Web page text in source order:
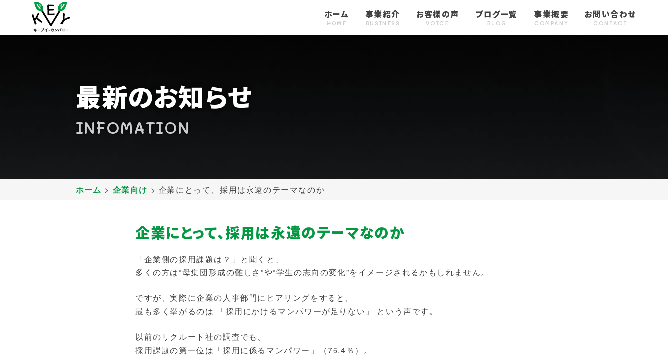
ホーム
HOME
事業紹介
BUSINESS
お客様の声
VOICE
ブログ一覧
BLOG
事業概要
COMPANY
お問い合わせ
CONTACT
最新のお知らせ
INFOMATION
ホーム > 企業向け > 企業にとって、採用は永遠のテーマなのか
企業にとって、採用は永遠のテーマなのか
「企業側の採用課題は？」と聞くと、
多くの方は“母集団形成の難しさ”や“学生の志向の変化”をイメージされるかもしれません。
ですが、実際に企業の人事部門にヒアリングをすると、
最も多く挙がるのは 「採用にかけるマンパワーが足りない」 という声です。
以前のリクルート社の調査でも、
採用課題の第一位は「採用に係るマンパワー」（76.4％）。